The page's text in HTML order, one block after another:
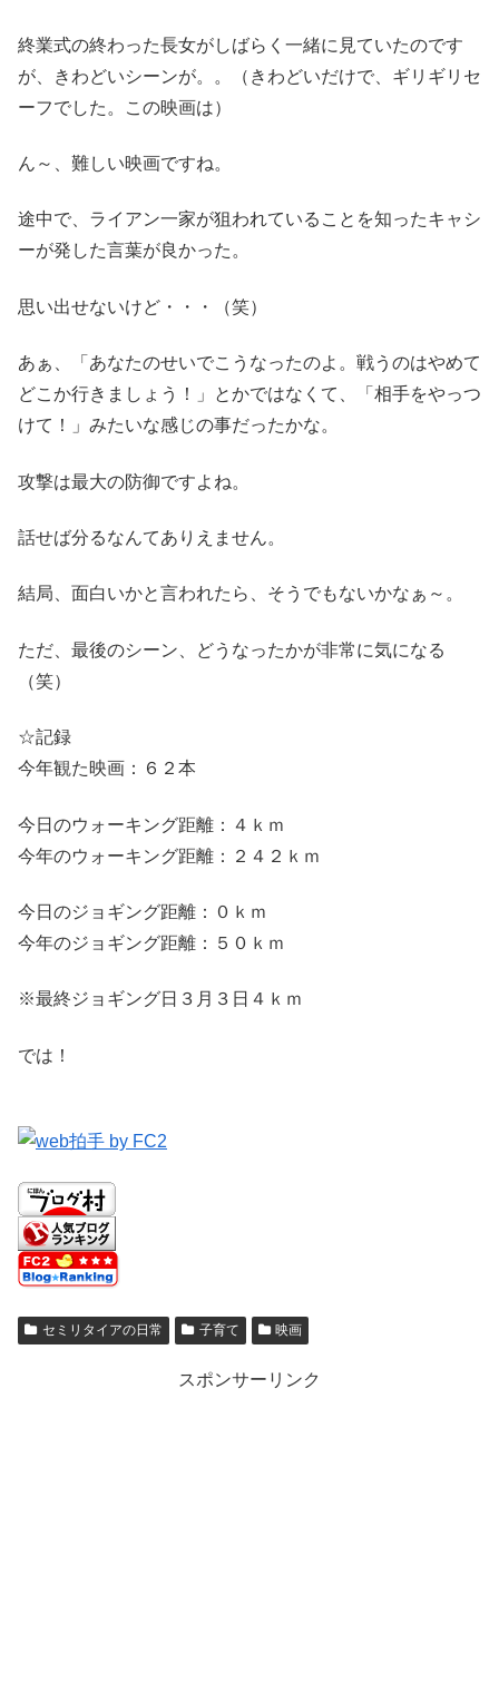
終業式の終わった長女がしばらく一緒に見ていたのです
が、きわどいシーンが。。（きわどいだけで、ギリギリセ
ーフでした。この映画は）
ん～、難しい映画ですね。
途中で、ライアン一家が狙われていることを知ったキャシ
ーが発した言葉が良かった。
思い出せないけど・・・（笑）
あぁ、「あなたのせいでこうなったのよ。戦うのはやめて
どこか行きましょう！」とかではなくて、「相手をやっつ
けて！」みたいな感じの事だったかな。
攻撃は最大の防御ですよね。
話せば分るなんてありえません。
結局、面白いかと言われたら、そうでもないかなぁ～。
ただ、最後のシーン、どうなったかが非常に気になる
（笑）
☆記録
今年観た映画：６２本
今日のウォーキング距離：４ｋｍ
今年のウォーキング距離：２４２ｋｍ
今日のジョギング距離：０ｋｍ
今年のジョギング距離：５０ｋｍ
※最終ジョギング日３月３日４ｋｍ
では！
セミリタイアの日常 子育て 映画
スポンサーリンク